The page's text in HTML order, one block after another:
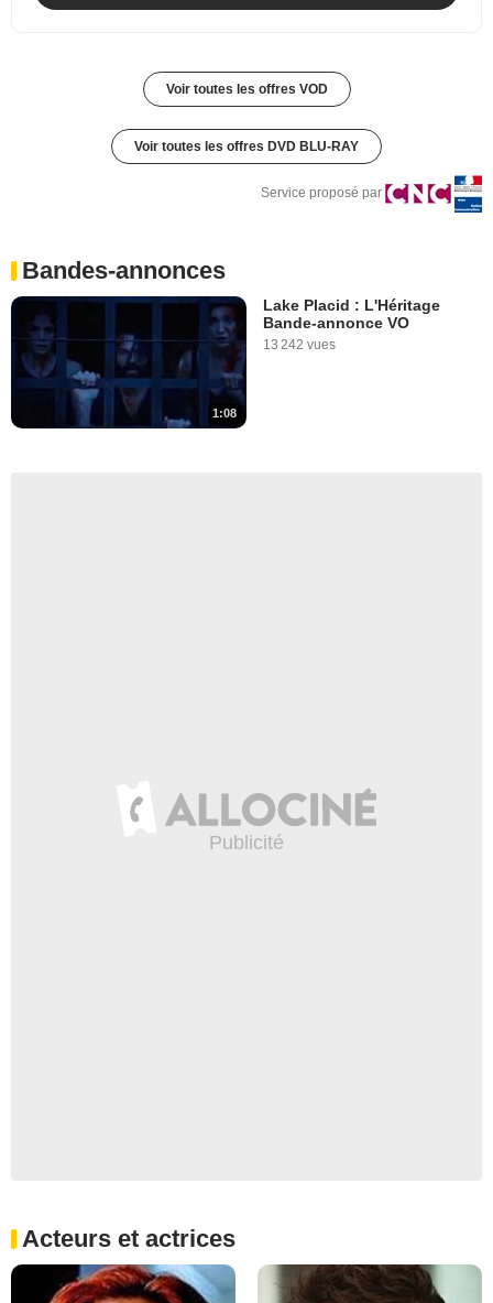
Voir toutes les offres VOD
Voir toutes les offres DVD BLU-RAY
Service proposé par
Bandes-annonces
1:08
Lake Placid : L'Héritage
Bande-annonce VO
13 242 vues
Acteurs et actrices